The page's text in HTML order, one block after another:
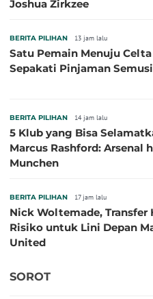
Joshua Zirkzee
BERITA PILIHAN 13 jam lalu
Satu Pemain Menuju
Sepakati Pinjaman
BERITA PILIHAN 14 jam lalu
5 Klub yang Bisa
Marcus Rashford: Arsenal
Munchen
BERITA PILIHAN 17 jam lalu
Nick Woltemade, Transfer
Risiko untuk Lini Depan
United
SOROT